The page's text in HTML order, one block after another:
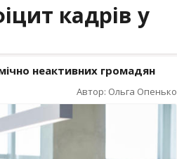
кадрів у
неактивних громадян
Автор: Ольга Опенько